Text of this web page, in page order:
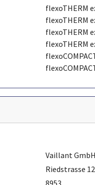
flexoTHERM
flexoTHERM
flexoTHERM
flexoTHERM
Vaillant GmbH
Riedstrasse 12
8953